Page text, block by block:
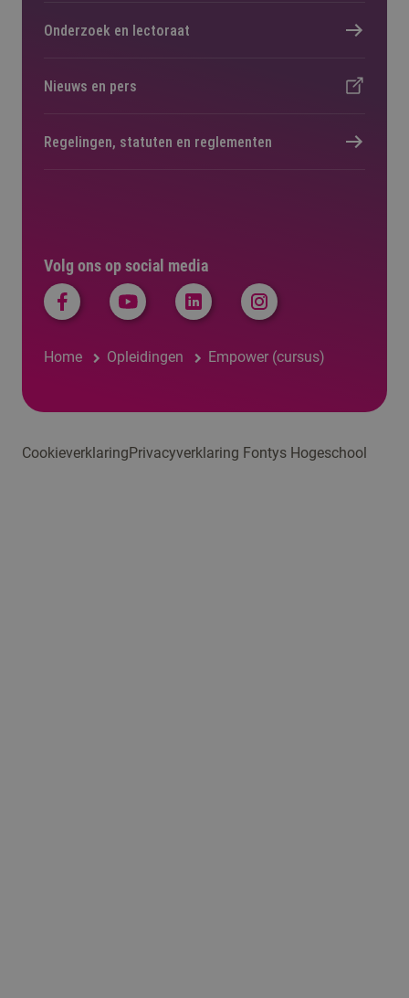
Volg ons op social media
Home Opleidingen Empower (cursus)
Onderzoek en lectoraat
Nieuws en pers
Regelingen, statuten en reglementen
CookieverklaringPrivacyverklaring Fontys Hogeschool